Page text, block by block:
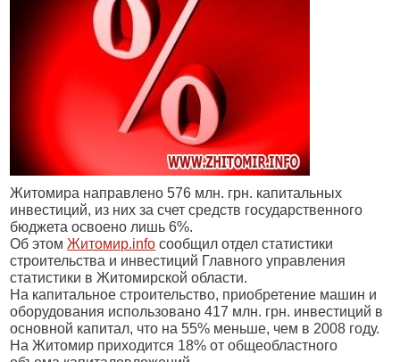
Житомира направлено 576 млн. грн. капитальных
инвестиций, из них за счет средств государственного
бюджета освоено лишь 6%.
Об этомЖитомир.info сообщил отдел статистики
строительства и инвестиций Главного управления
статистики в Житомирской области.
На капитальное строительство, приобретение машин и
оборудования использовано 417 млн. грн. инвестиций в
основной капитал, что на 55% меньше, чем в 2008 году.
На Житомир приходится 18% от общеобластного